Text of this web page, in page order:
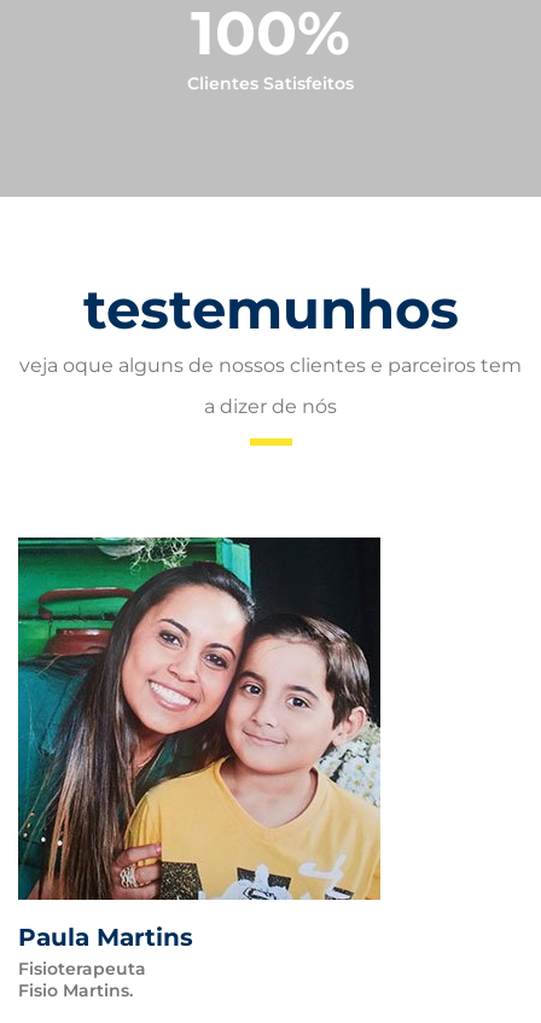
100%
Clientes Satisfeitos
testemunhos
veja oque alguns de nossos clientes e parceiros tem
a dizer de nós
Paula Martins
Fisioterapeuta
Fisio Martins.